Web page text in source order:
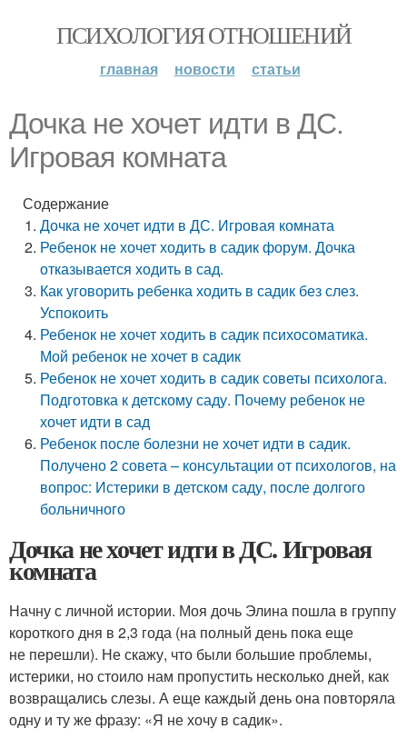
ПСИХОЛОГИЯ ОТНОШЕНИЙ
главная новости статьи
Дочка не хочет идти в ДС.
Игровая комната
Содержание
Дочка не хочет идти в ДС. Игровая комната
Ребенок не хочет ходить в садик форум. Дочка
отказывается ходить в сад.
Как уговорить ребенка ходить в садик без слез.
Успокоить
Ребенок не хочет ходить в садик психосоматика.
Мой ребенок не хочет в садик
Ребенок не хочет ходить в садик советы психолога.
Подготовка к детскому саду. Почему ребенок не
хочет идти в сад
Ребенок после болезни не хочет идти в садик.
Получено 2 совета – консультации от психологов, на
вопрос: Истерики в детском саду, после долгого
больничного
Дочка не хочет идти в ДС. Игровая
комната
Начну с личной истории. Моя дочь Элина пошла в группу
короткого дня в 2,3 года (на полный день пока еще
не перешли). Не скажу, что были большие проблемы,
истерики, но стоило нам пропустить несколько дней, как
возвращались слезы. А еще каждый день она повторяла
одну и ту же фразу: «Я не хочу в садик».